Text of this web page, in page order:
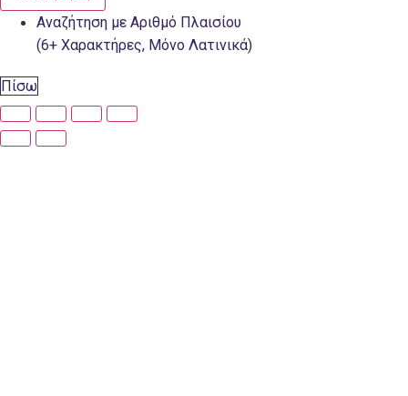
Αναζήτηση με Αριθμό Πλαισίου
(6+ Χαρακτήρες, Μόνο Λατινικά)
Πίσω